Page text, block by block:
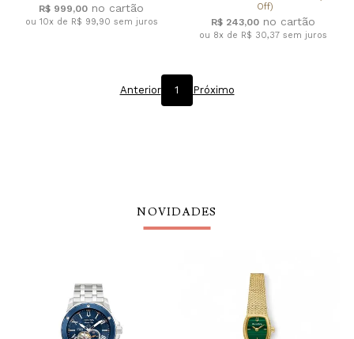
R$ 999,00
ou 10x de R$ 99,90 sem juros
Off)
R$ 243,00
ou 8x de R$ 30,37 sem juros
Anterior 1 Próximo
NOVIDADES